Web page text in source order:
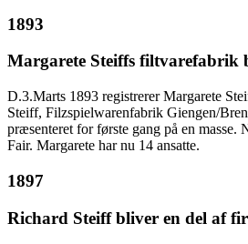
1893
Margarete Steiffs filtvarefabrik
D.3.Marts 1893 registrerer Margarete
Steiff, Filzspielwarenfabrik Giengen/
præsenteret for første gang på en masse.
Fair. Margarete har nu 14 ansatte.
1897
Richard Steiff bliver en del af